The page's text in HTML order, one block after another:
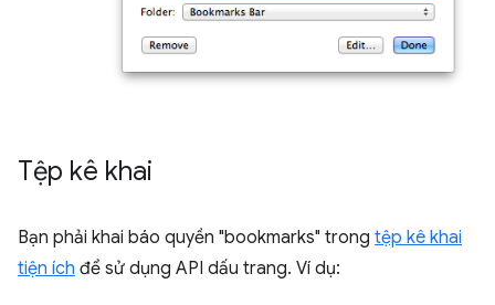
Tệp kê khai
Bạn phải khai báo quyền "bookmarks" trong tệp kê khai
tiện ích để sử dụng API dấu trang. Ví dụ: